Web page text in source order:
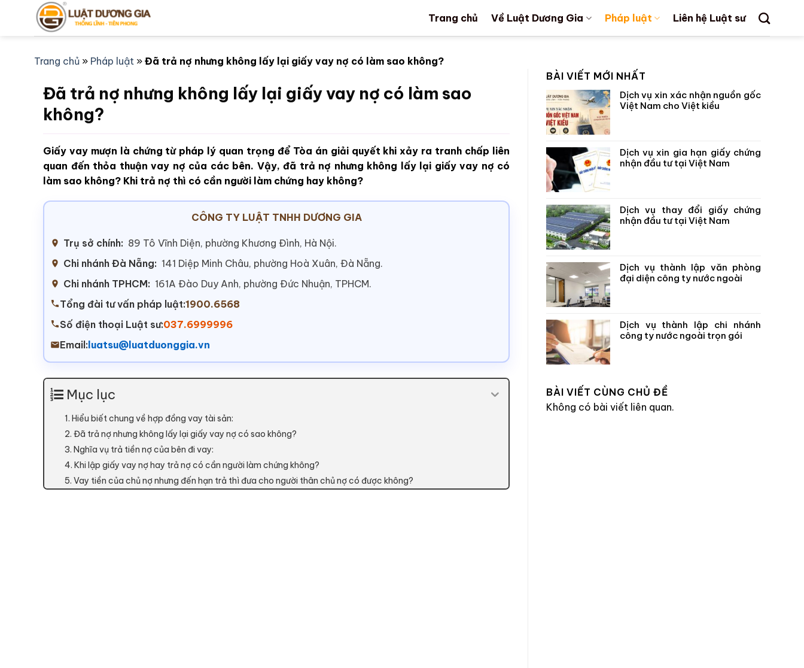
Trang chủ Về Luật Dương Gia Pháp luật Liên hệ Luật sư
Trang chủ » Pháp luật » Đã trả nợ nhưng không lấy lại giấy vay nợ có làm sao không?
Đã trả nợ nhưng không lấy lại giấy vay nợ có làm sao
không?
Giấy vay mượn là chứng từ pháp lý quan trọng để Tòa án giải quyết khi xảy ra tranh chấp liên
quan đến thỏa thuận vay nợ của các bên. Vậy, đã trả nợ nhưng không lấy lại giấy vay nợ có
làm sao không? Khi trả nợ thì có cần người làm chứng hay không?
CÔNG TY LUẬT TNHH DƯƠNG GIA
Trụ sở chính: 89 Tô Vĩnh Diện, phường Khương Đình, Hà Nội.
Chi nhánh Đà Nẵng: 141 Diệp Minh Châu, phường Hoà Xuân, Đà Nẵng.
Chi nhánh TPHCM: 161A Đào Duy Anh, phường Đức Nhuận, TPHCM.
Tổng đài tư vấn pháp luật:1900.6568
Số điện thoại Luật sư:037.6999996
Email: luatsu@luatduonggia.vn
Mục lục
1. Hiểu biết chung về hợp đồng vay tài sản:
2. Đã trả nợ nhưng không lấy lại giấy vay nợ có sao không?
3. Nghĩa vụ trả tiền nợ của bên đi vay:
4. Khi lập giấy vay nợ hay trả nợ có cần người làm chứng không?
5. Vay tiền của chủ nợ nhưng đến hạn trả thì đưa cho người thân chủ nợ có được không?
BÀI VIẾT MỚI NHẤT
Dịch vụ xin xác nhận nguồn gốc
Việt Nam cho Việt kiều
Dịch vụ xin gia hạn giấy chứng
nhận đầu tư tại Việt Nam
Dịch vụ thay đổi giấy chứng
nhận đầu tư tại Việt Nam
Dịch vụ thành lập văn phòng
đại diện công ty nước ngoài
Dịch vụ thành lập chi nhánh
công ty nước ngoài trọn gói
BÀI VIẾT CÙNG CHỦ ĐỀ
Không có bài viết liên quan.